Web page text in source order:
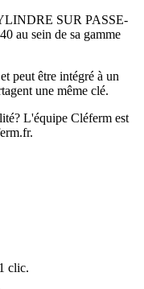
SUR PASSE-
au sein de sa gamme
peut être intégré à un
une même clé.
L'équipe Cléferm est
clic.